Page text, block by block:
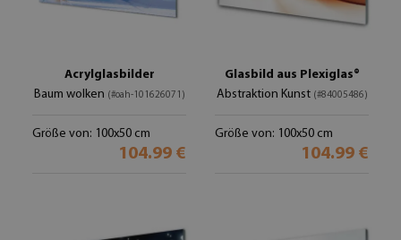
Acrylglasbilder
Baum wolken (#oah-101626071)
Größe von: 100x50 cm
104.99 €
Glasbild aus Plexiglas®
Abstraktion Kunst (#84005486)
Größe von: 100x50 cm
104.99 €